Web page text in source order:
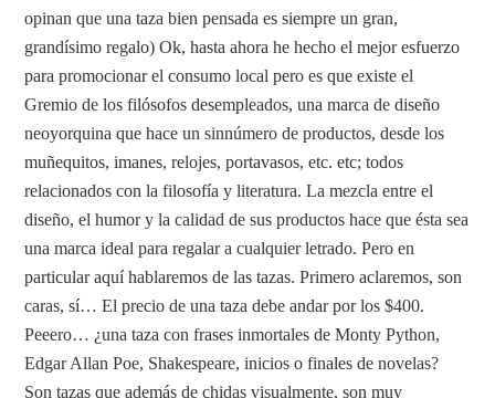
opinan que una taza bien pensada es siempre un gran,
grandísimo regalo) Ok, hasta ahora he hecho el mejor esfuerzo
para promocionar el consumo local pero es que existe el
Gremio de los filósofos desempleados, una marca de diseño
neoyorquina que hace un sinnúmero de productos, desde los
muñequitos, imanes, relojes, portavasos, etc. etc; todos
relacionados con la filosofía y literatura. La mezcla entre el
diseño, el humor y la calidad de sus productos hace que ésta sea
una marca ideal para regalar a cualquier letrado. Pero en
particular aquí hablaremos de las tazas. Primero aclaremos, son
caras, sí… El precio de una taza debe andar por los $400.
Peeero… ¿una taza con frases inmortales de Monty Python,
Edgar Allan Poe, Shakespeare, inicios o finales de novelas?
Son tazas que además de chidas visualmente, son muy